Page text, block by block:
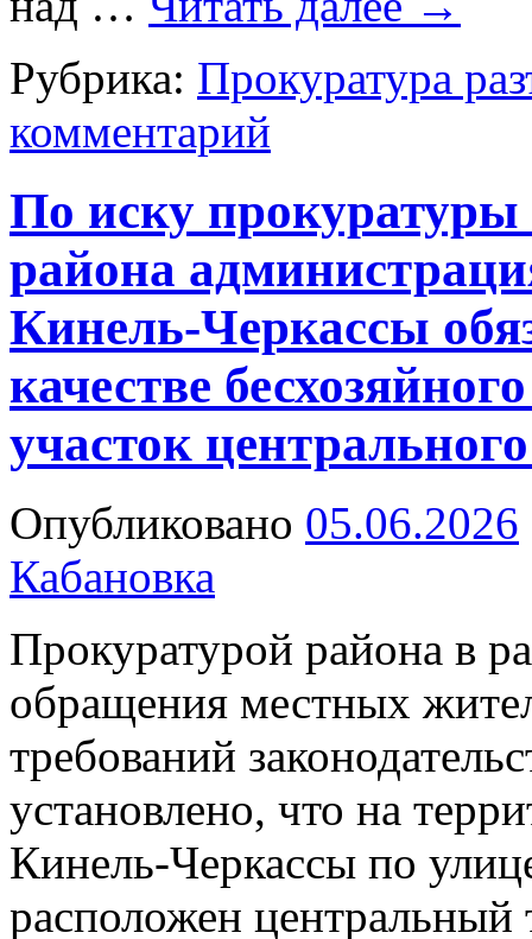
Рубрика: Прокуратура
комментарий
По иску
района
Кинель-Черкассы
качестве
участок
Опубликовано 05.06.2026
Кабановка
Прокуратурой района в
обращения местных
требований
установлено, что на
Кинель-Черкассы по
расположен центральный